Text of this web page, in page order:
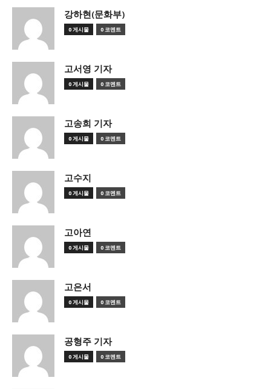
강하현(문화부)
0 게시물 0 코멘트
고서영 기자
0 게시물 0 코멘트
고송희 기자
0 게시물 0 코멘트
고수지
0 게시물 0 코멘트
고아연
0 게시물 0 코멘트
고은서
0 게시물 0 코멘트
공형주 기자
0 게시물 0 코멘트